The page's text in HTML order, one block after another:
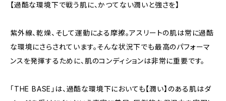
【過酷な環境下で戦う肌に、かつてない潤いと強さを】
紫外線、乾燥、そして運動による摩擦。アスリートの肌は常に過酷
な環境にさらされています。そんな状況下でも最高のパフォーマ
ンスを発揮するために、肌のコンディションは非常に重要です。
「THE BASE」は、過酷な環境下においても【潤い】のある肌はダ